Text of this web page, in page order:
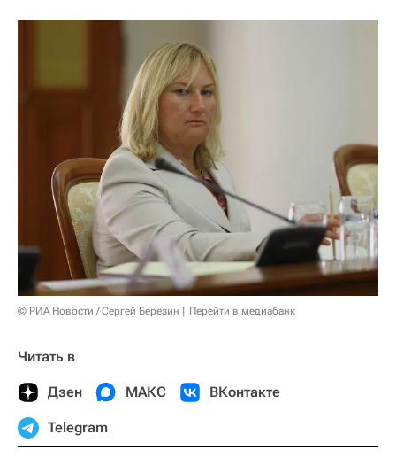
© РИА Новости / Сергей Березин Перейти в медиабанк
Читать в
Дзен МАКС ВКонтакте
Telegram